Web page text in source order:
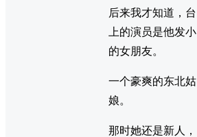
后来我才知道，台
上的演员是他发小
的女朋友。
一个豪爽的东北姑
娘。
那时她还是新人，